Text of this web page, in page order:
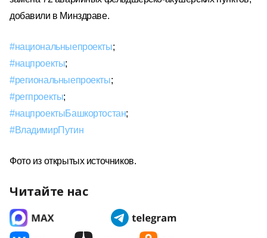
добавили в Минздраве.
#национальныепроекты;
#нацпроекты;
#региональныепроекты;
#регпроекты;
#нацпроектыБашкортостан;
#ВладимирПутин
Фото из открытых источников.
Читайте нас